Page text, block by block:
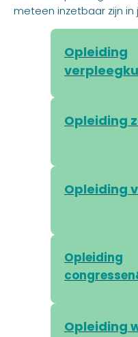
meteen inzetbaar zijn in
Opleiding
Opleiding
Opleiding
Opleiding
Opleiding